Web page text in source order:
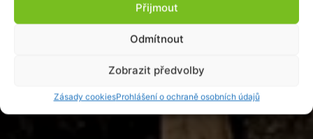
Přijmout
Odmítnout
Zobrazit předvolby
Zásady cookiesProhlášení o ochraně osobních údajů